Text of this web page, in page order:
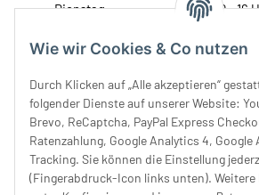
Wie wir Cookies & Co nutzen
Durch Klicken auf „Alle akzeptieren“
folgender Dienste auf unserer Website:
Brevo, ReCaptcha, PayPal Express
Ratenzahlung, Google Analytics 4, Google
Tracking. Sie können die Einstellung
(Fingerabdruck-Icon links unten).
Dienstag:
10 - 16
Donnerstag:
10 - 18
Samstag:
10 - 14
Unser Service
Rechtliches